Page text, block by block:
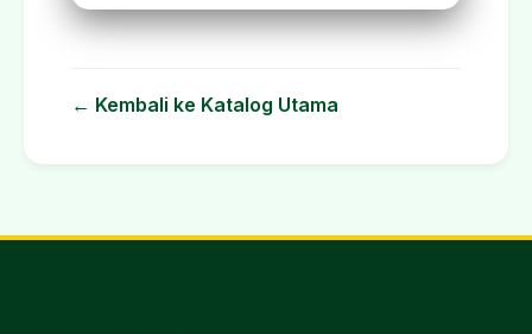
← Kembali ke Katalog Utama